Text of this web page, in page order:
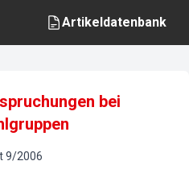
Artikeldatenbank
bei
9/2006